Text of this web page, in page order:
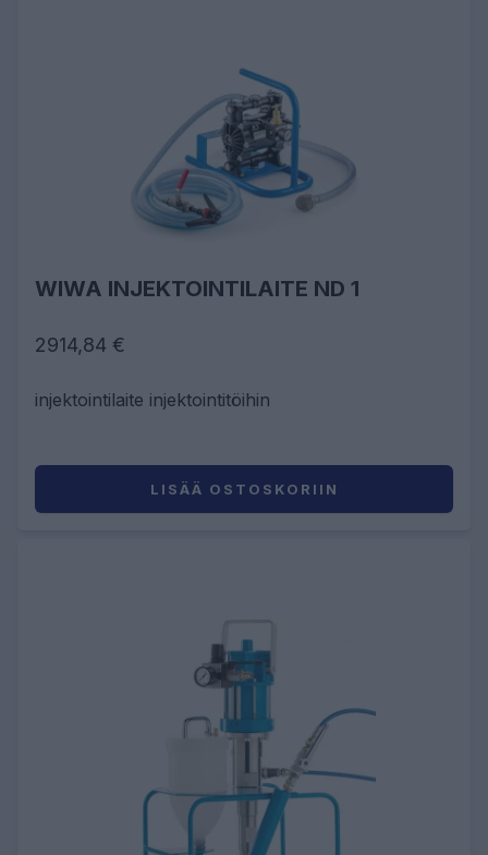
WIWA INJEKTOINTILAITE ND 1
2914,84 €
injektointilaite injektointitöihin
LISÄÄ OSTOSKORIIN